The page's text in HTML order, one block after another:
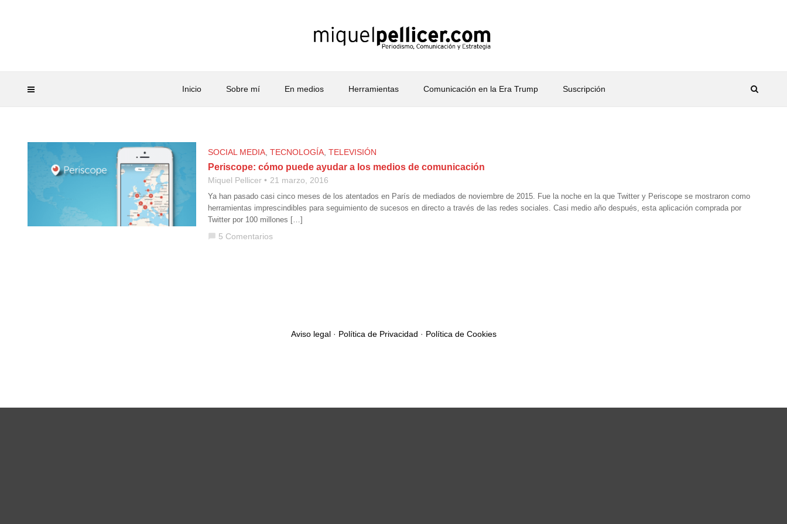
Inicio Sobre mí En medios Herramientas Comunicación en la Era Trump Suscripción
SOCIAL MEDIA TECNOLOGÍA TELEVISIÓN
Periscope: cómo puede ayudar a los medios de comunicación
Miquel Pellicer 21 marzo, 2016
Ya han pasado casi cinco meses de los atentados en París de mediados de noviembre de 2015. Fue la noche en la que Twitter y Periscope se mostraron como
herramientas imprescindibles para seguimiento de sucesos en directo a través de las redes sociales. Casi medio año después, esta aplicación comprada por
Twitter por 100 millones […]
chat_bubble 5 Comentarios
Aviso legal· Política de Privacidad · Política de Cookies